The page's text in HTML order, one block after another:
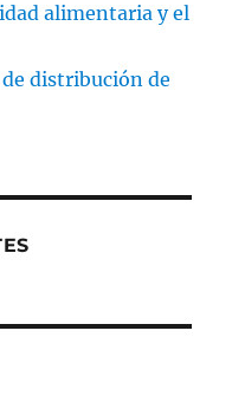
alimentaria y el
distribución de